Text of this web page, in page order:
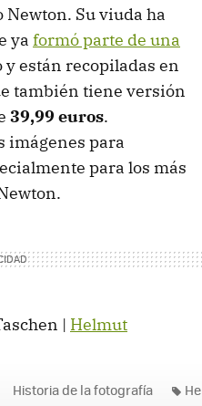
Su viuda ha
ya formó parte de una
y están recopiladas en
también tiene versión
39,99 euros.
imágenes para
para los más
| Helmut
Historia de la fotografía